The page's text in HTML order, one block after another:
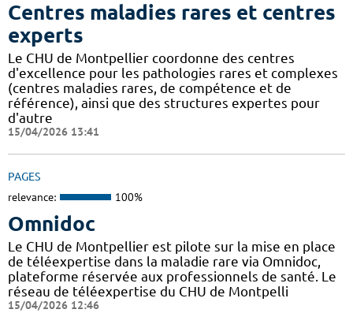
Centres maladies rares et centres
experts
Le CHU de Montpellier coordonne des centres
d'excellence pour les pathologies rares et complexes
(centres maladies rares, de compétence et de
référence), ainsi que des structures expertes pour
d'autre
15/04/2026 13:41
PAGES
relevance: 100%
Omnidoc
Le CHU de Montpellier est pilote sur la mise en place
de téléexpertise dans la maladie rare via Omnidoc,
plateforme réservée aux professionnels de santé. Le
réseau de téléexpertise du CHU de Montpelli
15/04/2026 12:46